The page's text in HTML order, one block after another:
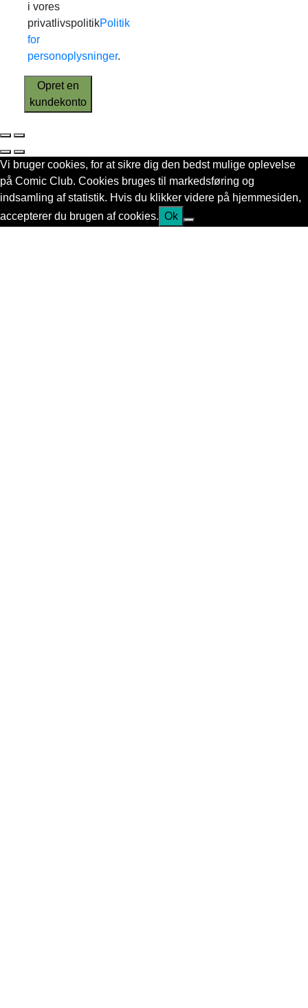
i vores
privatlivspolitikPolitik
for
personoplysninger.
Opret en
kundekonto
Vi bruger cookies, for at sikre dig den bedst mulige oplevelse
på Comic Club. Cookies bruges til markedsføring og
indsamling af statistik. Hvis du klikker videre på hjemmesiden,
accepterer du brugen af cookies. Ok